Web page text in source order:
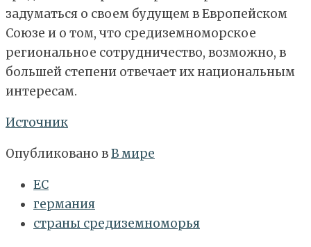
задуматься о своем будущем в Европейском
Союзе и о том, что средиземноморское
региональное сотрудничество, возможно, в
большей степени отвечает их национальным
интересам.
Источник
Опубликовано вВ мире
ЕС
германия
страны средиземноморья